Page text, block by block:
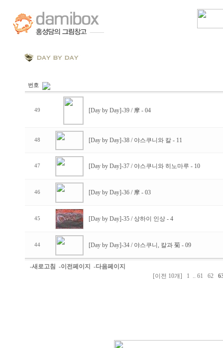
번호
49 [Day by Day]-39 / 摩 - 04
48 [Day by Day]-38 / 야스쿠니와 칼 - 11
47 [Day by Day]-37 / 야스쿠니와 히노마루 - 10
46 [Day by Day]-36 / 摩 - 03
45 [Day by Day]-35 / 상하이 인상 - 4
44 [Day by Day]-34 / 야스쿠니, 칼과 菊 - 09
-새로고침 -이전페이지
-다음페이지
[이전 10개]
1 .. 61 62